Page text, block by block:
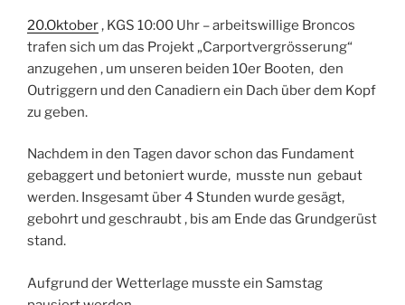
20.Oktober, KGS 10:00 Uhr – arbeitswillige Broncos
trafen sich um das Projekt „Carportvergrösserung“
anzugehen , um unseren beiden 10er Booten, den
Outriggern und den Canadiern ein Dach über dem Kopf
zu geben.
Nachdem in den Tagen davor schon das Fundament
gebaggert und betoniert wurde, musste nun gebaut
werden. Insgesamt über 4 Stunden wurde gesägt,
gebohrt und geschraubt , bis am Ende das Grundgerüst
stand.
Aufgrund der Wetterlage musste ein Samstag